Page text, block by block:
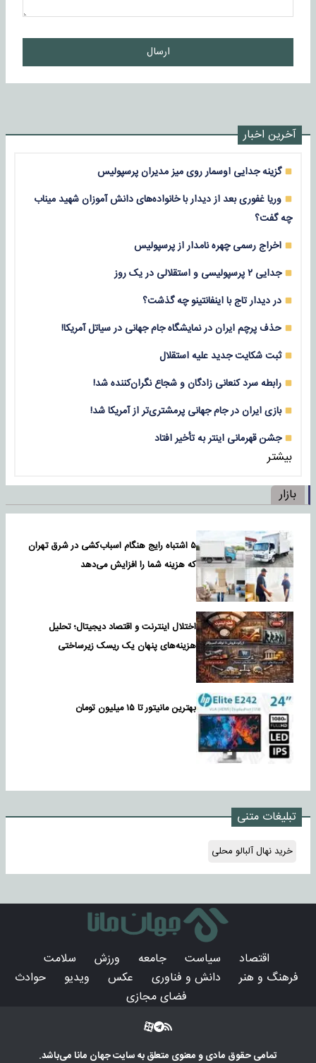
ارسال
آخرین اخبار
گزینه جدایی اوسمار روی میز مدیران پرسپولیس
وریا غفوری بعد از دیدار با خانواده‌های دانش آموزان شهید میناب
چه گفت؟
اخراج رسمی چهره نامدار از پرسپولیس
جدایی ۲ پرسپولیسی و استقلالی در یک روز
در دیدار تاج با اینفانتینو چه گذشت؟
حذف پرچم ایران در نمایشگاه جام جهانی در سیاتل آمریکا!
ثبت شکایت جدید علیه استقلال
رابطه سرد کنعانی زادگان و شجاع نگران‌کننده شد!
بازی‌ ایران در جام جهانی پرمشتری‌تر از آمریکا شد!
جشن قهرمانی اینتر به تأخیر افتاد
بیشتر
بازار
۵ اشتباه رایج هنگام اسباب‌کشی در شرق تهران
که هزینه شما را افزایش می‌دهد
اختلال اینترنت و اقتصاد دیجیتال؛ تحلیل
هزینه‌های پنهان یک ریسک زیرساختی
بهترین مانیتور تا ۱۵ میلیون تومان
تبلیغات متنی
خرید نهال آلبالو محلی
اقتصاد سیاست جامعه ورزش
سلامت
فرهنگ و هنر
دانش و فناوری عکس ویدیو
حوادث
فضای مجازی
تمامی حقوق مادی و معنوی متعلق به سایتجهان مانامی‌باشد.